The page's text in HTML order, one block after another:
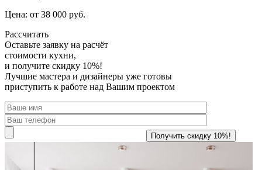
Цена: от 38 000 руб.
Рассчитать
Оставьте заявку на расчёт
стоимости кухни,
и получите скидку 10%!
Лучшие мастера и дизайнеры уже готовы
приступить к работе над Вашим проектом